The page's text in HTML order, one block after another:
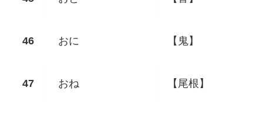
おに 【鬼】
おね 【尾根】